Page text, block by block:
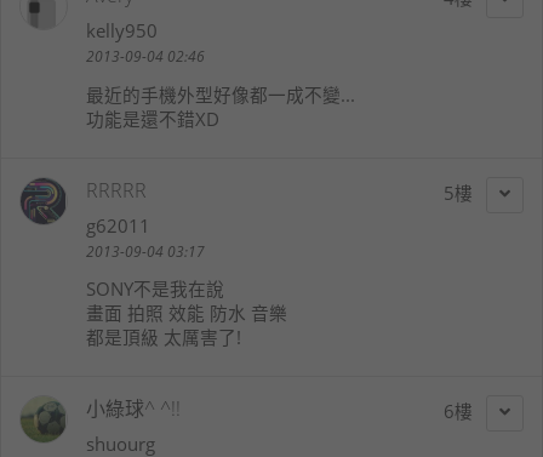
kelly950
2013-09-04 02:46
最近的手機外型好像都一成不變...
功能是還不錯XD
5
RRRRR
g62011
2013-09-04 03:17
SONY不是我在說
畫面 拍照 效能 防水 音樂
都是頂級 太厲害了!
6
小綠球^ ^!!
shuourg